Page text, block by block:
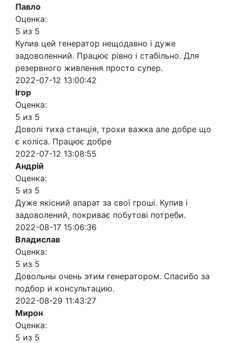
Павло
Оценка:
5 из 5
Купив цей генератор нещодавно і дуже
задоволенний. Працює рівно і стабільно. Для
резервного живлення просто супер.
2022-07-12 13:00:42
Ігор
Оценка:
5 из 5
Доволі тиха станція, трохи важка але добре що
є коліса. Працює добре
2022-07-12 13:08:55
Андрій
Оценка:
5 из 5
Дуже якісний апарат за свої гроші. Купив і
задоволений, покриває побутові потреби.
2022-08-17 15:06:36
Владислав
Оценка:
5 из 5
Довольны очень этим генератором. Спасибо за
подбор и консультацию.
2022-08-29 11:43:27
Мирон
Оценка:
5 из 5